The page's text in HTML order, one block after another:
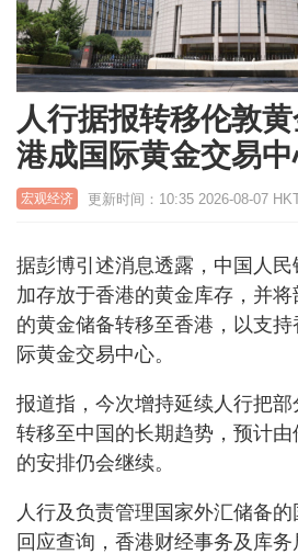
人行据报转移伦敦
港成国际黄金交易
宏观经济 更新时间：10:35 2026-08-07
据彭博引述消息透露，中国人
加存放于香港的黄金库存，并
的黄金储备转移至香港，以支
际黄金交易中心。
报道指，今次增持延续人行把
转移至中国的长期趋势，预计
的安排仍会继续。
人行及负责管理国家外汇储备
回应查询，香港财经事务及库务